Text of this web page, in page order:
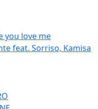
you love me
feat. Sorriso, Kamisa